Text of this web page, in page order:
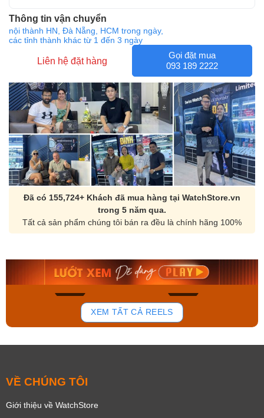
Thông tin vận chuyển
nội thành HN, Đà Nẵng, HCM trong ngày,
các tỉnh thành khác từ 1 đến 3 ngày
Liên hệ đặt hàng
Gọi đặt mua
093 189 2222
Đã có 155,724+ Khách đã mua hàng tại WatchStore.vn
trong 5 năm qua.
Tất cả sản phẩm chúng tôi bán ra đều là chính hãng 100%
176
Orient Nam RA-
Mua ngay
Casio Nam MTS-
Mua ngay
XEM TẤT CẢ REELS
VỀ CHÚNG TÔI
Giới thiệu về WatchStore